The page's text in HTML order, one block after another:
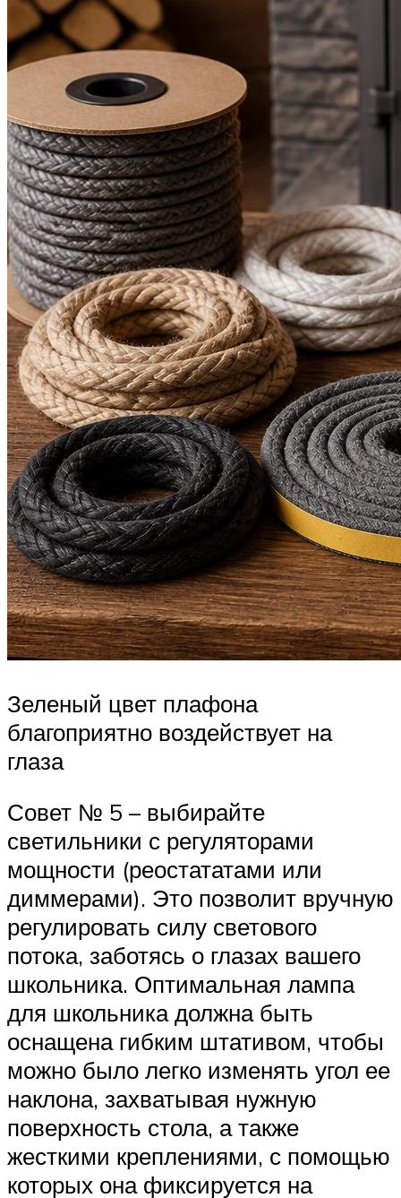
Зеленый цвет плафона
благоприятно воздействует на
глаза
Совет № 5 – выбирайте
светильники с регуляторами
мощности (реостататами или
диммерами). Это позволит вручную
регулировать силу светового
потока, заботясь о глазах вашего
школьника. Оптимальная лампа
для школьника должна быть
оснащена гибким штативом, чтобы
можно было легко изменять угол ее
наклона, захватывая нужную
поверхность стола, а также
жесткими креплениями, с помощью
которых она фиксируется на